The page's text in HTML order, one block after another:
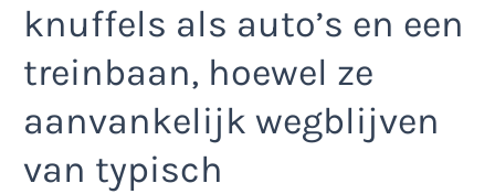
knuffels als auto’s en een
treinbaan, hoewel ze
aanvankelijk wegblijven
van typisch